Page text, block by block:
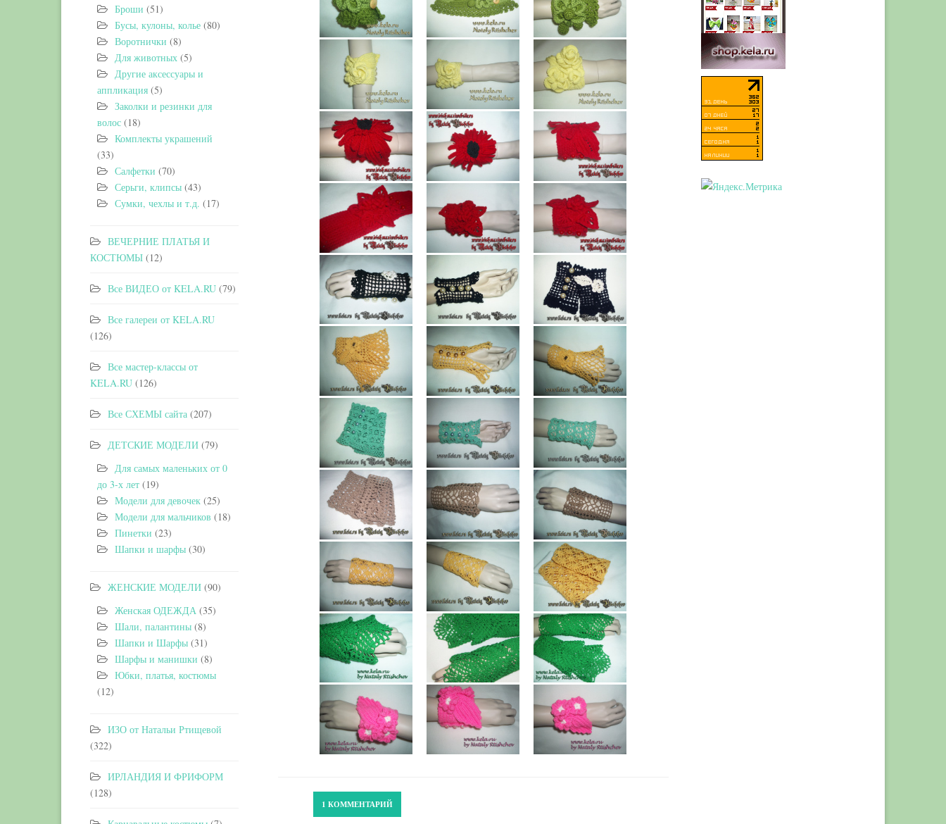
1 КОММЕНТАРИЙ
Броши (51)
Бусы, кулоны, колье (80)
Воротнички (8)
Для животных (5)
Другие аксессуары и
аппликация (5)
Заколки и резинки для
волос (18)
Комплекты украшений
(33)
Салфетки (70)
Серьги, клипсы (43)
Сумки, чехлы и т.д. (17)
ВЕЧЕРНИЕ ПЛАТЬЯ И
КОСТЮМЫ (12)
Все ВИДЕО от KELA.RU (79)
Все галереи от KELA.RU
(126)
Все мастер-классы от
KELA.RU (126)
Все СХЕМЫ сайта (207)
ДЕТСКИЕ МОДЕЛИ (79)
Для самых маленьких от 0
до 3-х лет (19)
Модели для девочек (25)
Модели для мальчиков (18)
Пинетки (23)
Шапки и шарфы (30)
ЖЕНСКИЕ МОДЕЛИ (90)
Женская ОДЕЖДА (35)
Шали, палантины (8)
Шапки и Шарфы (31)
Шарфы и манишки (8)
Юбки, платья, костюмы
(12)
ИЗО от Натальи Ртищевой
(322)
ИРЛАНДИЯ И ФРИФОРМ
(128)